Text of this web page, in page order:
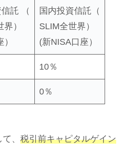
託 （
）
国内投資信託（
SLIM全世界）
(新NISA口座）
10％
0％
、 税引前キャピタルゲイン